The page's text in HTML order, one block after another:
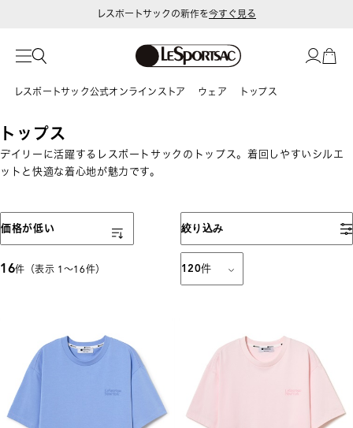
レスポートサックの新作を今すぐ見る
レスポートサック公式オンラインストア ウェア トップス
トップス
デイリーに活躍するレスポートサックのトップス。着回しやすいシルエ
ットと快適な着心地が魅力です。
絞り込み
16件（表示 1〜16件） 120件
表示順
価格が低い